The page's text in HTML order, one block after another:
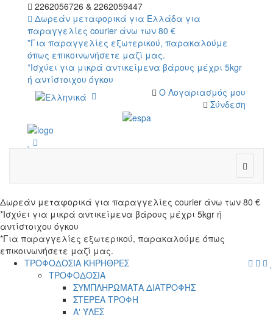
2262056726 & 2262059447
Δωρεάν μεταφορικά για Ελλάδα για
παραγγελίες courier άνω των 80 €
*Για παραγγελίες εξωτερικού, παρακαλούμε
όπως επικοινωνήσετε μαζί μας.
*Ισχύει για μικρά αντικείμενα βάρους μέχρι 5kgr
ή αντίστοιχου όγκου
Ο Λογαριασμός μου
Σύνδεση
wish
cart
wish
Δωρεάν μεταφορικά για παραγγελίες courier άνω των 80 €
*Ισχύει για μικρά αντικείμενα βάρους μέχρι 5kgr ή
αντίστοιχου όγκου
*Για παραγγελίες εξωτερικού, παρακαλούμε όπως
επικοινωνήσετε μαζί μας.
menu
search
cart
ΤΡΟΦΟΔΟΣΙΑ ΚΗΡΗΘΡΕΣ
ΤΡΟΦΟΔΟΣΙΑ
ΣΥΜΠΛΗΡΩΜΑΤΑ ΔΙΑΤΡΟΦΗΣ
ΣΤΕΡΕΑ ΤΡΟΦΗ
Α' ΎΛΕΣ